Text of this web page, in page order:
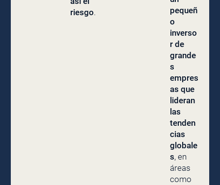
riesgo.
pequeñ
o
inverso
r de
grande
s
empres
as que
lideran
las
tenden
cias
globale
s, en
áreas
como